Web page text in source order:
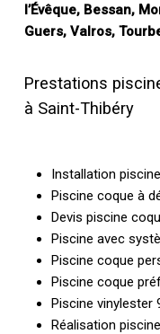
l’Évêque, Bessan,
Guers, Valros,
Prestations
à Saint-Thibéry
Installation
Piscine coque à
Devis piscine
Piscine avec
Piscine coque
Piscine coque
Piscine vinylester
Réalisation